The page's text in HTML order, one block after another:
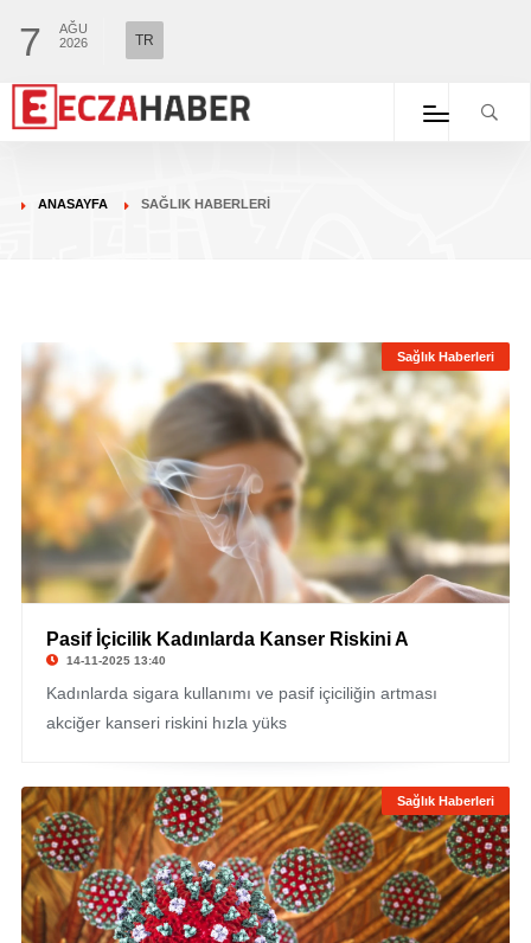
7
AĞU
2026
TR
ANASAYFA SAĞLIK HABERLERI
Sağlık Haberleri
Pasif İçicilik Kadınlarda Kanser Riskini A
14-11-2025 13:40
Kadınlarda sigara kullanımı ve pasif içiciliğin artması
akciğer kanseri riskini hızla yüks
Sağlık Haberleri